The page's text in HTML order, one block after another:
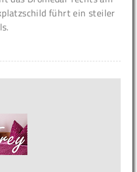
führt ein steiler